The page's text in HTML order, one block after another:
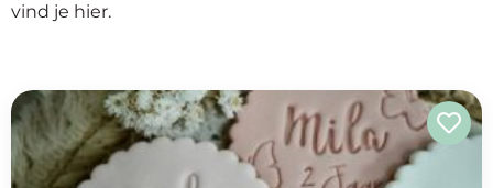
soort
op
thema
vind je hier.